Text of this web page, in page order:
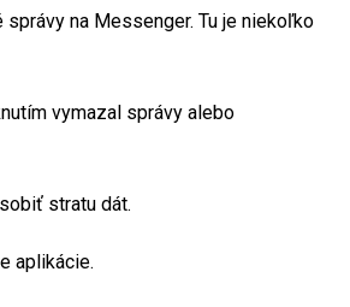
na Messenger. Tu je niekoľko
vymazal správy alebo
stratu dát.
aplikácie.